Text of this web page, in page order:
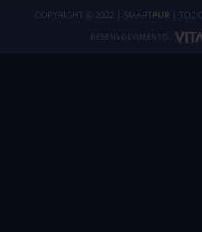
COPYRIGHT © 2022 | SMARTPUR|
DESENVOLVIMENTO: